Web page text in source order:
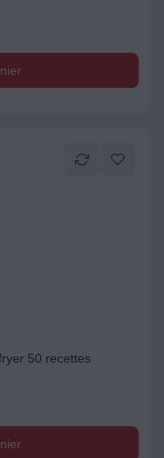
50 recettes